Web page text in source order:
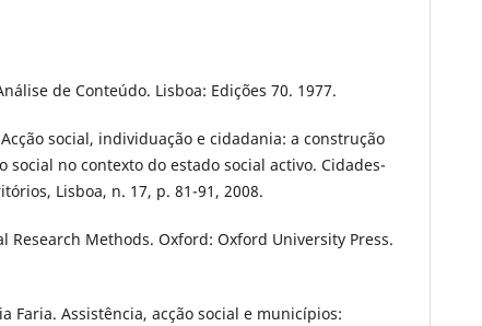
de Conteúdo. Lisboa: Edições 70. 1977.
Acção social, individuação e cidadania: a construção
social no contexto do estado social activo. Cidades-
Lisboa, n. 17, p. 81-91, 2008.
Research Methods. Oxford: Oxford University Press.
Faria. Assistência, acção social e municípios: